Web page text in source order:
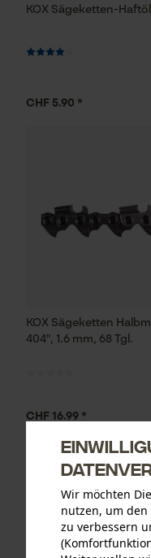
KOX Sägeketten-Haftöl
CHF 5.90 *
KOX Sägeketten
404", 1.6 mm, 68 Tgl.
CHF 16.99 *
Wir möchten
nutzen, um
zu verbessern